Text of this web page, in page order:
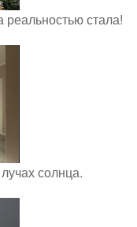
стала!
солнца.